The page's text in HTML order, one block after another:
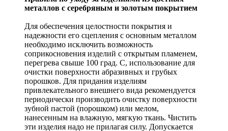
металлов с серебряным и золотым покрытием
Для обеспечения целостности покрытия и
надежности его сцепления с основным металлом
необходимо исключить возможность
соприкосновения изделий с открытым пламенем,
перегрева свыше 100 град. С, использование для
очистки поверхности абразивных и грубых
порошков. Для придания изделиям
привлекательного внешнего вида рекомендуется
периодически производить очистку поверхности
зубной пастой (порошком) или мелом,
нанесенным на влажную, мягкую ткань. Чистить
эти изделия надо не прилагая силу. Допускается